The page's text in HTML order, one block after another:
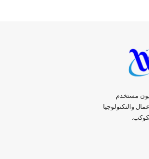
على 20 مليون مستخدم
والتكنولوجيا